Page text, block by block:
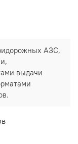
АЗС,
выдачи